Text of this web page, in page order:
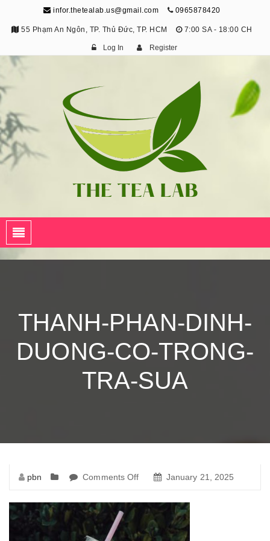
infor.thetealab.us@gmail.com 0965878420
55 Phạm An Ngôn, TP. Thủ Đức, TP. HCM 7:00 SA - 18:00 CH
Log In Register
THANH-PHAN-DINH-
DUONG-CO-TRONG-
TRA-SUA
pbn Comments Off
phan-
duong-
January 21, 2025